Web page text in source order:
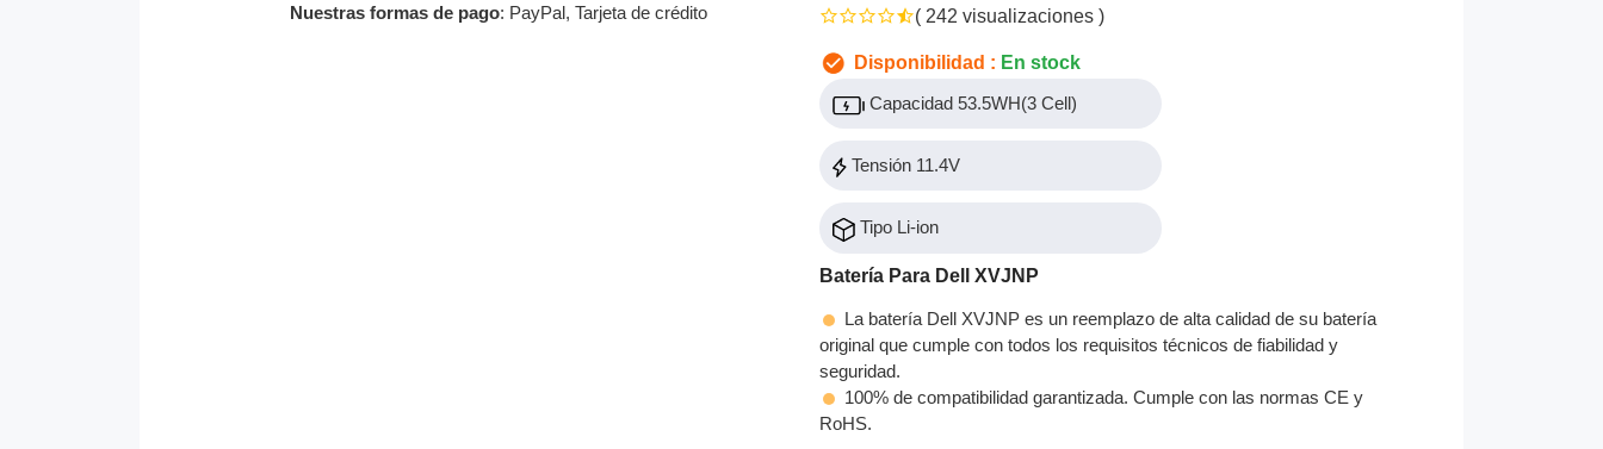
Nuestras formas de pago: PayPal, Tarjeta de crédito ( 242 visualizaciones )
Disponibilidad : En stock
Capacidad 53.5WH(3 Cell)
Tensión 11.4V
Tipo Li-ion
Batería Para Dell XVJNP
La batería Dell XVJNP es un reemplazo de alta calidad de su batería
original que cumple con todos los requisitos técnicos de fiabilidad y
seguridad.
100% de compatibilidad garantizada. Cumple con las normas CE y
RoHS.